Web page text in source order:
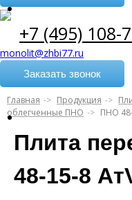
+7 (495) 108-
monolit@zhbi77.ru
Заказать звонок
Главная Продукция
облегченные ПНО
ПНО
Плита
48-15-8